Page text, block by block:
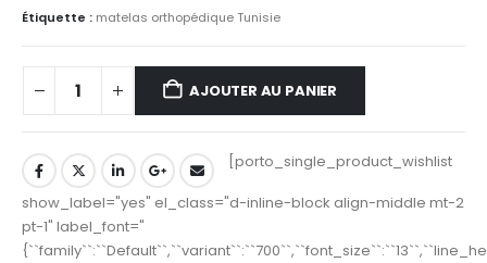
Étiquette : matelas orthopédique Tunisie
AJOUTER AU PANIER
[porto_single_product_wishlist
show_label="yes" el_class="d-inline-block align-middle mt-2
pt-1" label_font="